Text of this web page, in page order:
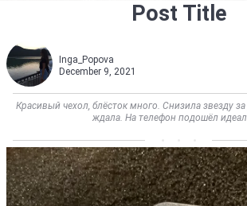
Post Title
Inga_Popova
December 9, 2021
Красивый чехол, блёсток много. Снизила звезду
ждала. На телефон подошёл